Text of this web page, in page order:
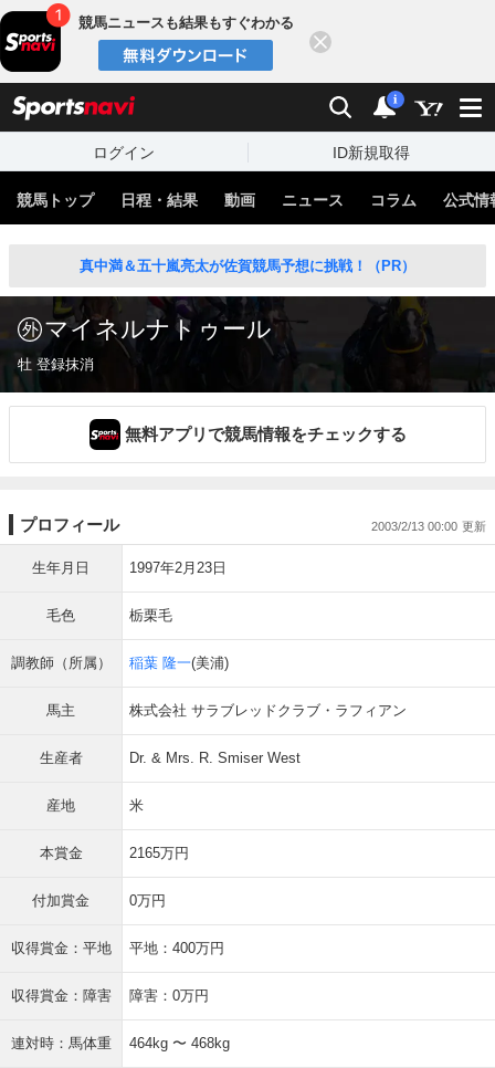
競馬ニュースも結果もすぐわかる
検索 通知
i
ログイン ID新規取得
競馬トップ 日程・結果 動画 ニュース コラム 公式情
真中満＆五十嵐亮太が佐賀競馬予想に挑戦！（PR）
マイネルナトゥール
牡 登録抹消
無料アプリで競馬情報をチェックする
プロフィール 2003/2/13 00:00
生年月日 1997年2月23日
毛色 栃栗毛
調教師（所属） 稲葉 隆一(美浦)
馬主 株式会社 サラブレッドクラブ・ラフィアン
生産者 Dr. & Mrs. R. Smiser West
産地 米
本賞金 2165万円
付加賞金 0万円
収得賞金：平地 平地：400万円
収得賞金：障害 障害：0万円
連対時：馬体重 464kg 〜 468kg